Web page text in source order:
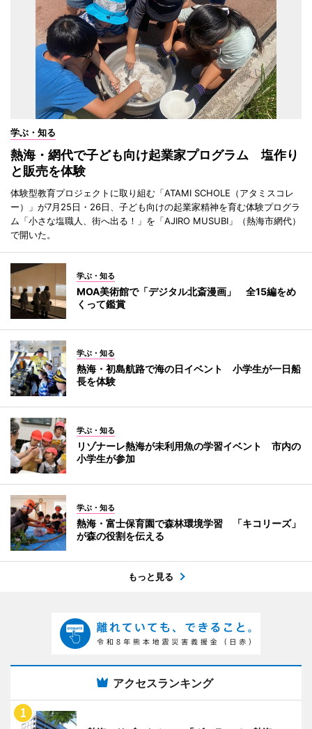
学ぶ・知る
熱海・網代で子ども向け起業家プログラム 塩作り
と販売を体験
体験型教育プロジェクトに取り組む「ATAMI SCHOLE（アタミスコレ
ー）」が7月25日・26日、子ども向けの起業家精神を育む体験プログラ
ム「小さな塩職人、街へ出る！」を「AJIRO MUSUBI」（熱海市網代）
で開いた。
学ぶ・知る
MOA美術館で「デジタル北斎漫画」 全15編をめ
くって鑑賞
学ぶ・知る
熱海・初島航路で海の日イベント 小学生が一日船
長を体験
学ぶ・知る
リゾナーレ熱海が未利用魚の学習イベント 市内の
小学生が参加
学ぶ・知る
熱海・富士保育園で森林環境学習 「キコリーズ」
が森の役割を伝える
もっと見る
アクセスランキング